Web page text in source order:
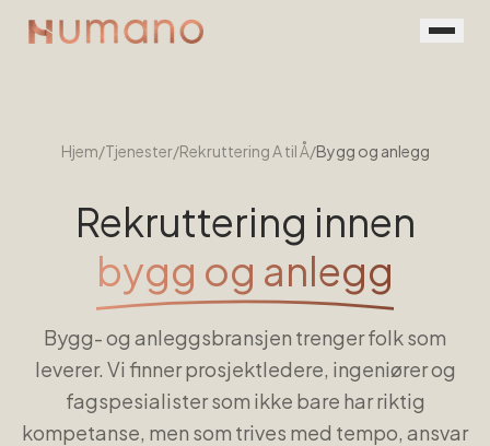
Menneskene
Book en prat
Hjem/Tjenester/Rekruttering A til Å/Bygg og anlegg
Rekruttering innen
bygg og anlegg
Bygg- og anleggsbransjen trenger folk som
leverer. Vi finner prosjektledere, ingeniører og
fagspesialister som ikke bare har riktig
kompetanse, men som trives med tempo, ansvar